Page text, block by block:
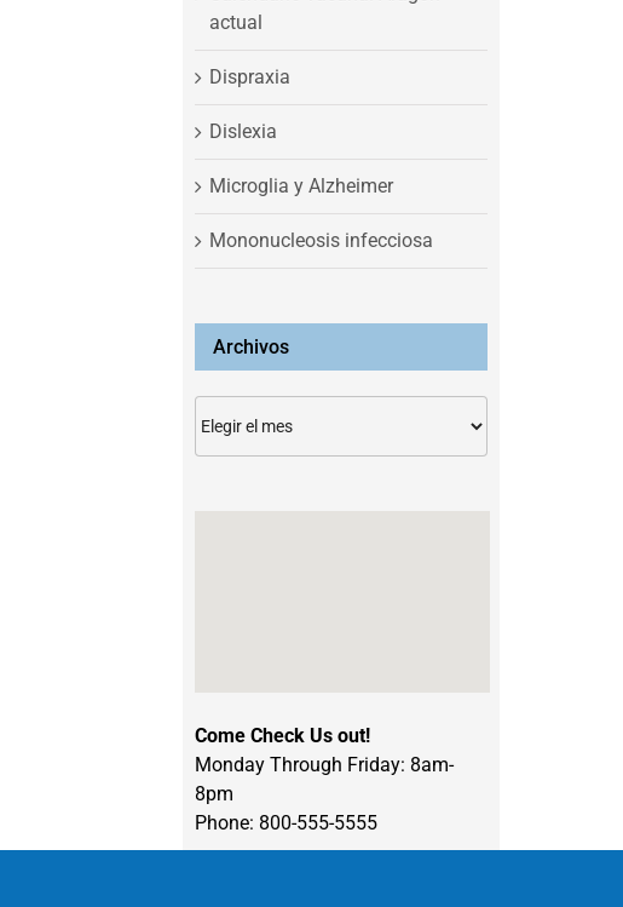
actual
Dispraxia
Dislexia
Microglia y Alzheimer
Mononucleosis infecciosa
Archivos
Come Check Us out!
Monday Through Friday: 8am-
8pm
Phone: 800-555-5555